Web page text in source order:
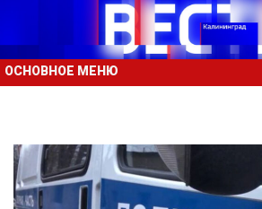
ОСНОВНОЕ МЕНЮ